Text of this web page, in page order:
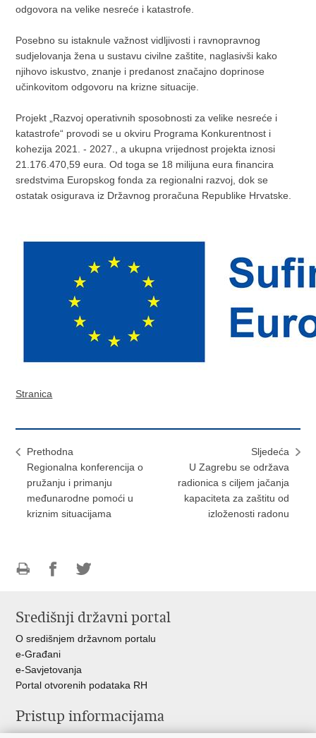
odgovora na velike nesreće i katastrofe.
Posebno su istaknule važnost vidljivosti i ravnopravnog
sudjelovanja žena u sustavu civilne zaštite, naglasivši kako
njihovo iskustvo, znanje i predanost značajno doprinose
učinkovitom odgovoru na krizne situacije.
Projekt „Razvoj operativnih sposobnosti za velike nesreće i
katastrofe“ provodi se u okviru Programa Konkurentnost i
kohezija 2021. - 2027., a ukupna vrijednost projekta iznosi
21.176.470,59 eura. Od toga se 18 milijuna eura financira
sredstvima Europskog fonda za regionalni razvoj, dok se
ostatak osigurava iz Državnog proračuna Republike Hrvatske.
Stranica
Prethodna
Regionalna konferencija o
pružanju i primanju
međunarodne pomoći u
kriznim situacijama
Sljedeća
U Zagrebu se održava
radionica s ciljem jačanja
kapaciteta za zaštitu od
izloženosti radonu
FacebookuTwitteru
Središnji državni portal
O središnjem državnom portalu
e-Građani
e-Savjetovanja
Portal otvorenih podataka RH
Pristup informacijama